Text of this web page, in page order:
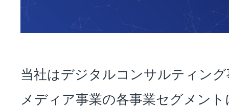
当社はデジタルコンサルティン
メディア事業の各事業セグメント